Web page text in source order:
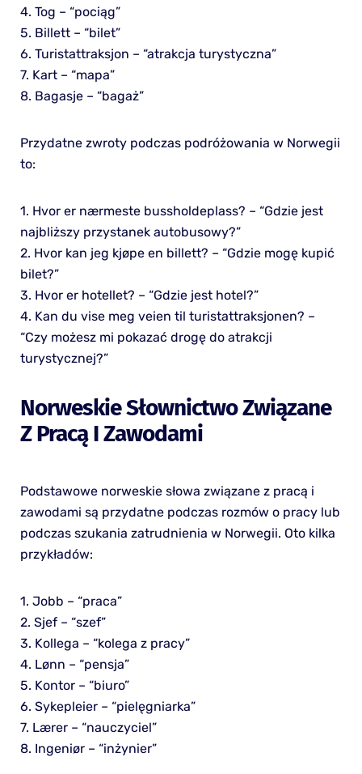
4. Tog – “pociąg”
5. Billett – “bilet”
6. Turistattraksjon – “atrakcja turystyczna”
7. Kart – “mapa”
8. Bagasje – “bagaż”
Przydatne zwroty podczas podróżowania w Norwegii
to:
1. Hvor er nærmeste bussholdeplass? – “Gdzie jest
najbliższy przystanek autobusowy?”
2. Hvor kan jeg kjøpe en billett? – “Gdzie mogę kupić
bilet?”
3. Hvor er hotellet? – “Gdzie jest hotel?”
4. Kan du vise meg veien til turistattraksjonen? –
“Czy możesz mi pokazać drogę do atrakcji
turystycznej?”
Norweskie Słownictwo Związane
Z Pracą I Zawodami
Podstawowe norweskie słowa związane z pracą i
zawodami są przydatne podczas rozmów o pracy lub
podczas szukania zatrudnienia w Norwegii. Oto kilka
przykładów:
1. Jobb – “praca”
2. Sjef – “szef”
3. Kollega – “kolega z pracy”
4. Lønn – “pensja”
5. Kontor – “biuro”
6. Sykepleier – “pielęgniarka”
7. Lærer – “nauczyciel”
8. Ingeniør – “inżynier”